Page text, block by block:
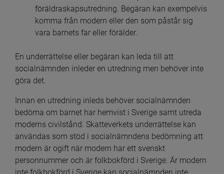
föräldraskapsutredning. Begäran kan exempelvis
komma från modern eller den som påstår sig
vara barnets far eller förälder.
En underrättelse eller begäran kan leda till att
socialnämnden inleder en utredning men behöver inte
göra det.
Innan en utredning inleds behöver socialnämnden
bedöma om barnet har hemvist i Sverige samt utreda
moderns civilstånd. Skatteverkets underrättelse kan
användas som stöd i socialnämndens bedömning att
modern är ogift när modern har ett svenskt
personnummer och är folkbokförd i Sverige. Är modern